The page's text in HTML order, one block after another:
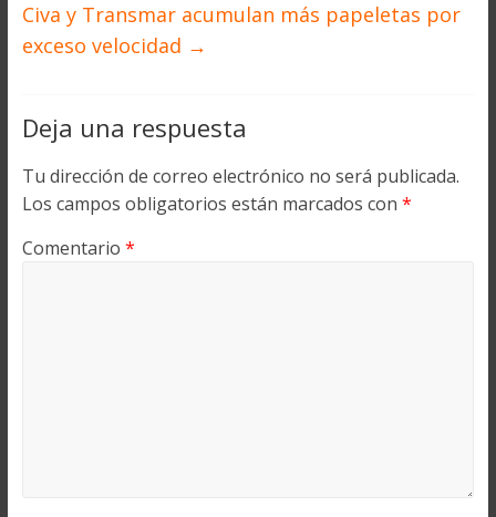
Civa y Transmar acumulan más papeletas por
exceso velocidad →
Deja una respuesta
Tu dirección de correo electrónico no será publicada.
Los campos obligatorios están marcados con *
Comentario *